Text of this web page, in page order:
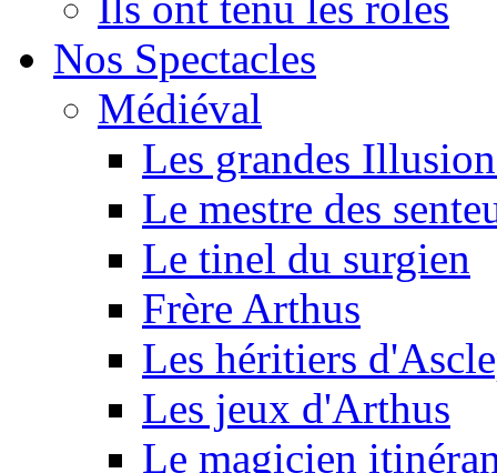
Nos Spectacles
Médiéval
Les grandes
Le mestre des
Le tinel du surgien
Frère Arthus
Les héritiers
Les jeux d'Arthus
Le magicien